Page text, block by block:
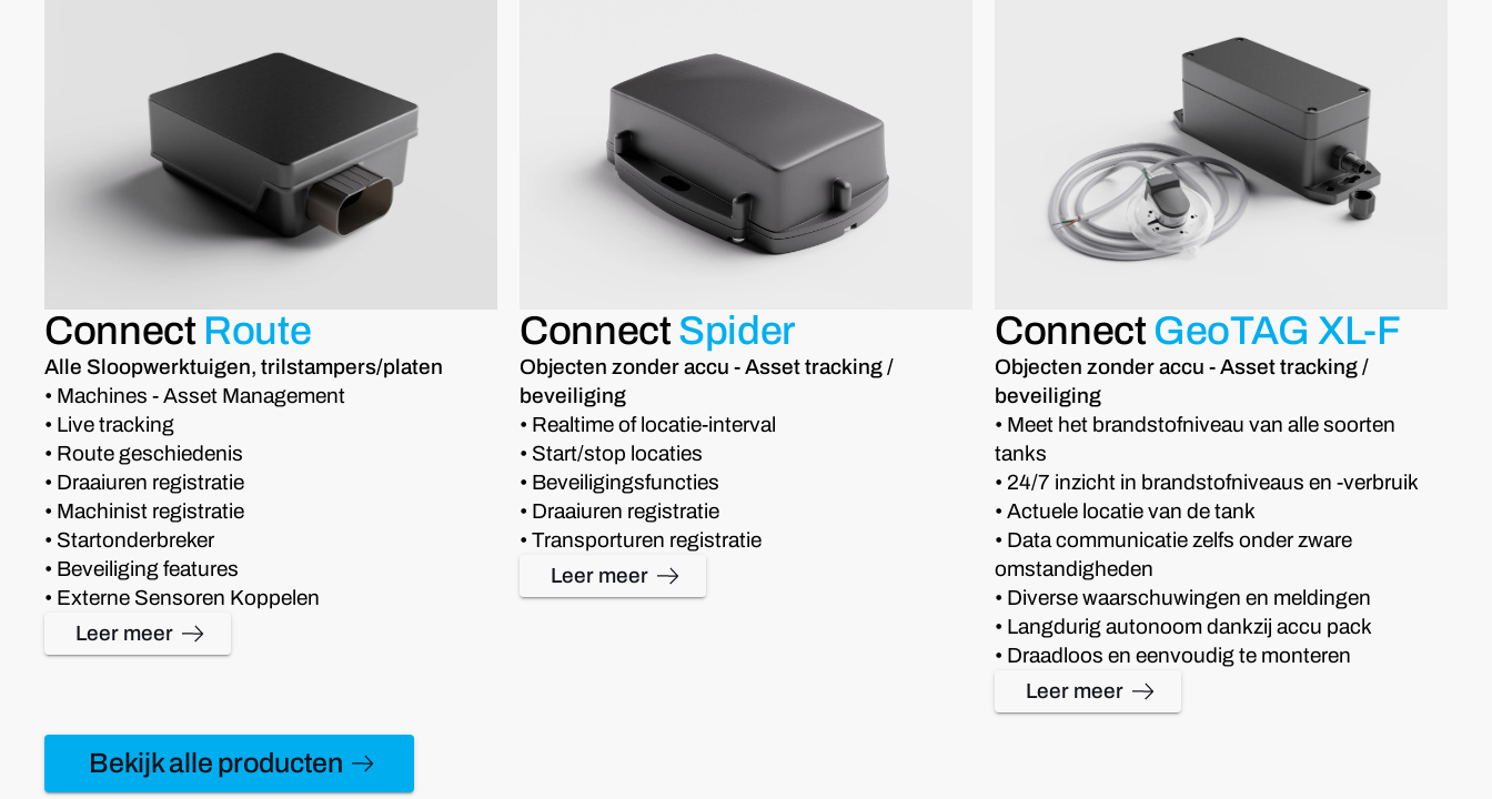
Connect Route
Alle Sloopwerktuigen, trilstampers/platen
• Machines - Asset Management
• Live tracking
• Route geschiedenis
• Draaiuren registratie
• Machinist registratie
• Startonderbreker
• Beveiliging features
• Externe Sensoren Koppelen
Leer meer
Connect Spider
Objecten zonder accu - Asset tracking /
beveiliging
• Realtime of locatie-interval
• Start/stop locaties
• Beveiligingsfuncties
• Draaiuren registratie
• Transporturen registratie
Leer meer
Connect GeoTAG XL-F
Objecten zonder accu - Asset tracking /
beveiliging
• Meet het brandstofniveau van alle soorten
tanks
• 24/7 inzicht in brandstofniveaus en -verbruik
• Actuele locatie van de tank
• Data communicatie zelfs onder zware
omstandigheden
• Diverse waarschuwingen en meldingen
• Langdurig autonoom dankzij accu pack
• Draadloos en eenvoudig te monteren
Leer meer
Bekijk alle producten